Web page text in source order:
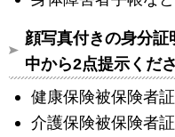
顔写真付きの身分
中から2点提示くだ
健康保険被保険者証
介護保険被保険者証